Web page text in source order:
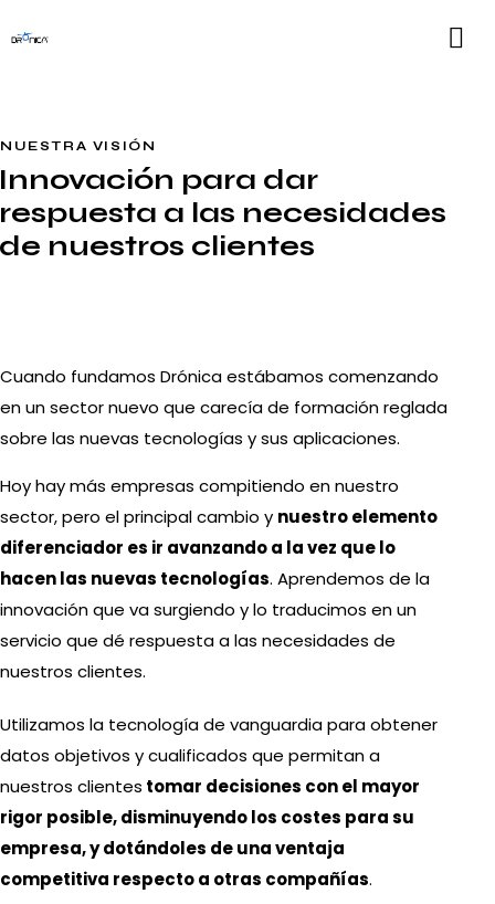
NUESTRA VISIÓN
Innovación para dar
respuesta a las necesidades
de nuestros clientes
Cuando fundamos Drónica estábamos comenzando
en un sector nuevo que carecía de formación reglada
sobre las nuevas tecnologías y sus aplicaciones.
Hoy hay más empresas compitiendo en nuestro
sector, pero el principal cambio y nuestro elemento
diferenciador es ir avanzando a la vez que lo
hacen las nuevas tecnologías. Aprendemos de la
innovación que va surgiendo y lo traducimos en un
servicio que dé respuesta a las necesidades de
nuestros clientes.
Utilizamos la tecnología de vanguardia para obtener
datos objetivos y cualificados que permitan a
nuestros clientes tomar decisiones con el mayor
rigor posible, disminuyendo los costes para su
empresa, y dotándoles de una ventaja
competitiva respecto a otras compañías.